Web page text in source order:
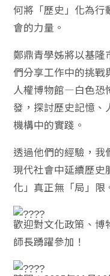
何將「歷史」化為行
會的力量。
鄭鼎青學姊將以基
們分享工作中的挑戰
人權博物館—白色恐
發，探討歷史記憶、
機構中的實踐。
透過他們的經驗，我
現代社會中延續歷史
化」真正無「局」限
歡迎對文化政策、博
師長踴躍參加！